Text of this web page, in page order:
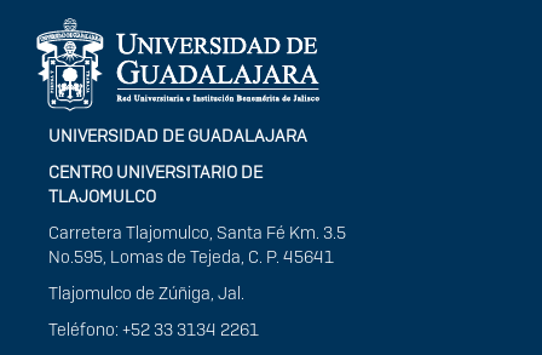
Información del
portal
UNIVERSIDAD DE GUADALAJARA
CENTRO UNIVERSITARIO DE
TLAJOMULCO
Carretera Tlajomulco, Santa Fé Km. 3.5
No.595, Lomas de Tejeda, C. P. 45641
Tlajomulco de Zúñiga, Jal.
Teléfono: +52 33 3134 2261